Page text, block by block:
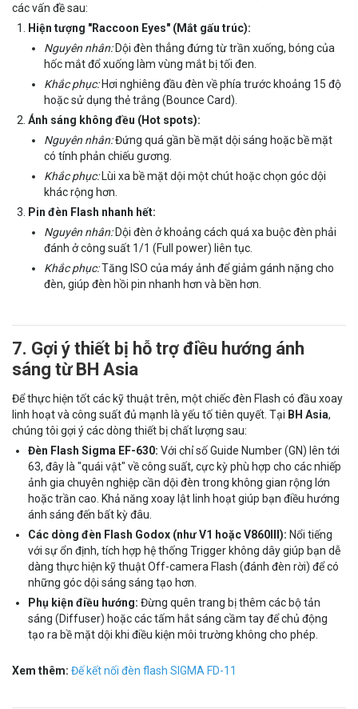
các vấn đề sau:
Hiện tượng "Raccoon Eyes" (Mắt gấu trúc):
Nguyên nhân:Dội đèn thẳng đứng từ trần xuống, bóng của
hốc mắt đổ xuống làm vùng mắt bị tối đen.
Khắc phục:Hơi nghiêng đầu đèn về phía trước khoảng 15 độ
hoặc sử dụng thẻ trắng (Bounce Card).
Ánh sáng không đều (Hot spots):
Nguyên nhân:Đứng quá gần bề mặt dội sáng hoặc bề mặt
có tính phản chiếu gương.
Khắc phục:Lùi xa bề mặt dội một chút hoặc chọn góc dội
khác rộng hơn.
Pin đèn Flash nhanh hết:
Nguyên nhân:Dội đèn ở khoảng cách quá xa buộc đèn phải
đánh ở công suất 1/1 (Full power) liên tục.
Khắc phục:Tăng ISO của máy ảnh để giảm gánh nặng cho
đèn, giúp đèn hồi pin nhanh hơn và bền hơn.
7. Gợi ý thiết bị hỗ trợ điều hướng ánh
sáng từ BH Asia
Để thực hiện tốt các kỹ thuật trên, một chiếc đèn Flash có đầu xoay
linh hoạt và công suất đủ mạnh là yếu tố tiên quyết. Tại BH Asia,
chúng tôi gợi ý các dòng thiết bị chất lượng sau:
Đèn Flash Sigma EF-630: Với chỉ số Guide Number (GN) lên tới
63, đây là "quái vật" về công suất, cực kỳ phù hợp cho các nhiếp
ảnh gia chuyên nghiệp cần dội đèn trong không gian rộng lớn
hoặc trần cao. Khả năng xoay lật linh hoạt giúp bạn điều hướng
ánh sáng đến bất kỳ đâu.
Các dòng đèn Flash Godox (như V1 hoặc V860III): Nổi tiếng
với sự ổn định, tích hợp hệ thống Trigger không dây giúp bạn dễ
dàng thực hiện kỹ thuật Off-camera Flash (đánh đèn rời) để có
những góc dội sáng sáng tạo hơn.
Phụ kiện điều hướng: Đừng quên trang bị thêm các bộ tản
sáng (Diffuser) hoặc các tấm hắt sáng cầm tay để chủ động
tạo ra bề mặt dội khi điều kiện môi trường không cho phép.
Xem thêm: Đế kết nối đèn flash SIGMA FD-11